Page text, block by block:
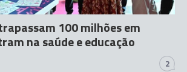
100 milhões em
na saúde e educação
2